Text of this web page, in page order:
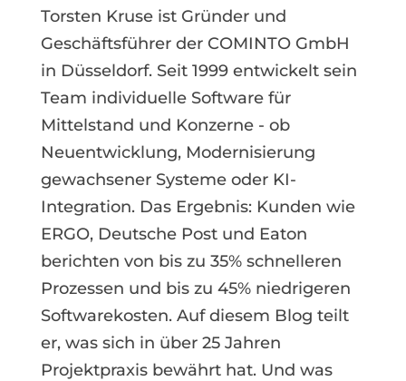
Torsten Kruse ist Gründer und
Geschäftsführer der COMINTO GmbH
in Düsseldorf. Seit 1999 entwickelt sein
Team individuelle Software für
Mittelstand und Konzerne - ob
Neuentwicklung, Modernisierung
gewachsener Systeme oder KI-
Integration. Das Ergebnis: Kunden wie
ERGO, Deutsche Post und Eaton
berichten von bis zu 35% schnelleren
Prozessen und bis zu 45% niedrigeren
Softwarekosten. Auf diesem Blog teilt
er, was sich in über 25 Jahren
Projektpraxis bewährt hat. Und was